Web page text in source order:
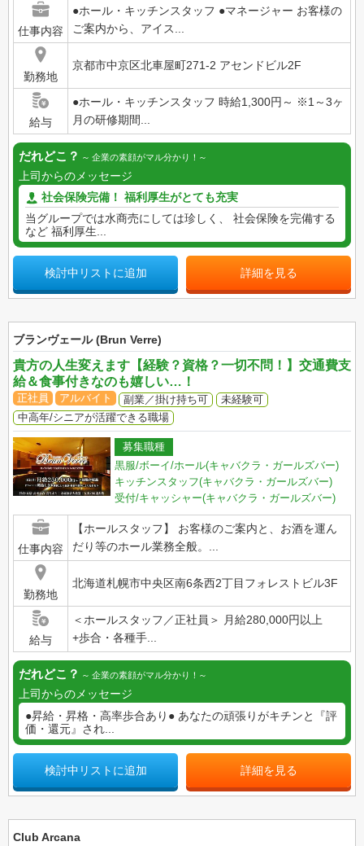
仕事内容
●ホール・キッチンスタッフ ●マネージャー お客様の
ご案内から、アイス...
勤務地
京都市中京区北車屋町271-2 アセンドビル2F
給与
●ホール・キッチンスタッフ 時給1,300円～ ※1～3ヶ
月の研修期間...
だれどこ？ 企業の素顔がマル分かり！
上司からのメッセージ
社会保険完備！ 福利厚生がとても充実
当グループでは水商売にしては珍しく、 社会保険を完備する
など 福利厚生...
検討中リストに追加 詳細を見る
ブランヴェール (Brun Verre)
貴方の人生変えます【経験？資格？一切不問！】交通費支
給＆食事付きなのも嬉しい…！
正社員 アルバイト 副業／掛け持ち可
未経験可
中高年/シニアが活躍できる職場
募集職種
黒服/ボーイ/ホール(キャバクラ・ガールズバー)
キッチンスタッフ(キャバクラ・ガールズバー)
受付/キャッシャー(キャバクラ・ガールズバー)
仕事内容
【ホールスタッフ】 お客様のご案内と、お酒を運ん
だり等のホール業務全般。...
勤務地
北海道札幌市中央区南6条西2丁目フォレストビル3F
給与
＜ホールスタッフ／正社員＞ 月給280,000円以上
+歩合・各種手...
だれどこ？ 企業の素顔がマル分かり！
上司からのメッセージ
●昇給・昇格・高率歩合あり● あなたの頑張りがキチンと『評
価・還元』され...
検討中リストに追加 詳細を見る
Club Arcana